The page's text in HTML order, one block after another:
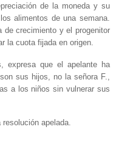
de la moneda y su
alimentos de una semana.
de crecimiento y el progenitor
la cuota fijada en origen.
expresa que el apelante ha
sus hijos, no la señora F.,
a los niños sin vulnerar sus
apelada.